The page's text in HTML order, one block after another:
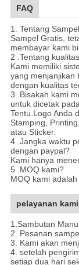
FAQ
1. Tentang
Sampel Gratis,
membayar kami
2 .Tentang
Kami memiliki
yang menjanjikan
dengan kualitas
3 .Bisakah kami
untuk dicetak
Tentu.Logo Anda
Stamping,
atau Sticker.
4 .Jangka waktu
dengan paypal?
Kami hanya
5 .MOQ kami?
MOQ kami
pelayanan kami
1. Sambutan
2. Pesanan
3. Kami akan
4. setelah
setiap dua hari